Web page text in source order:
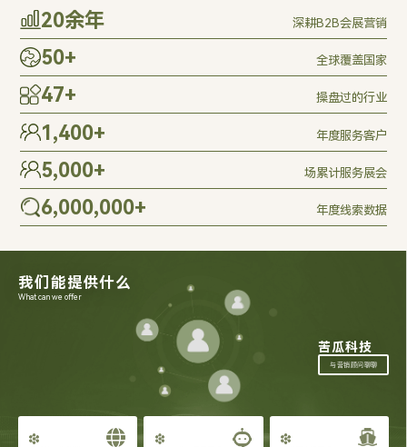
20余年 深耕B2B会展营销
50+ 全球覆盖国家
47+ 操盘过的行业
1,400+ 年度服务客户
5,000+ 场累计服务展会
6,000,000+ 年度线索数据
我们能提供什么
What can we offer
苦瓜科技
与营销顾问聊聊